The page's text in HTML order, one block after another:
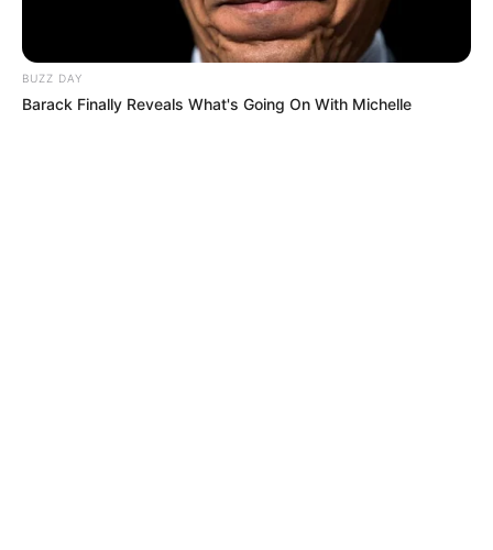
BUZZ DAY
Barack Finally Reveals What's Going On With Michelle